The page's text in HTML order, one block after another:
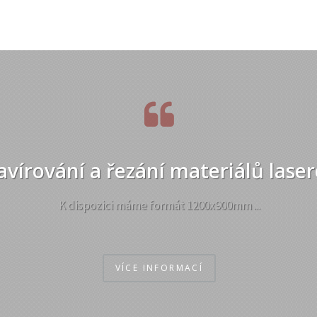
a řezání materiálů
K dispozici máme formát 1200x900mm ...
VÍCE INFORMACÍ